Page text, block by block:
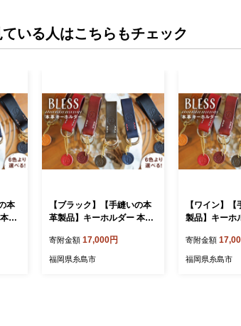
いる人はこちらもチェック
本
革
【ブラック】【手縫いの本
革製品】キーホルダー 本革
002-6]
寄附金額 17,000円
福岡県糸島市
【ワイン】
製品】キーホ
002-4]
寄附金額
福岡県糸島市